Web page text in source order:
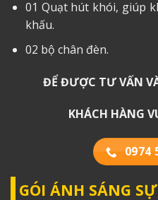
01 Quạt hút khói, giúp
khấu.
02 bộ chân đèn.
ĐỂ ĐƯỢC TƯ VẤN
KHÁCH HÀNG
0974
GÓI ÁNH SÁNG